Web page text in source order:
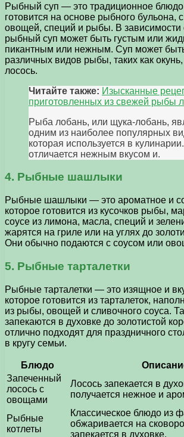
Рыбный суп — это традиционное
готовится на основе рыбного бульона,
овощей, специй и рыбы. В зависимости
рыбный суп может быть густым или
пикантным или нежным. Суп может
различных видов рыбы, таких как окунь,
лосось.
Читайте также: Изысканные
приготовленных из свежей рыбы
Рыба лобань, или щука-лобань,
одним из наиболее популярных
которая используется в
отличается нежным вкусом и.
4. Рыбные шашлыки
Рыбные шашлыки — это ароматное и
которое готовится из кусочков рыбы,
соусе из лимона, масла, специй и
жарятся на гриле или на углях до
Они обычно подаются с соусом или
5. Рыбные тарталетки
Рыбные тарталетки — это изящное и
которое готовится из тарталеток,
из рыбы, овощей и сливочного соуса.
запекаются в духовке до золотистой
отлично подходят для праздничного
в кругу семьи.
Блюдо
Запеченный
лосось с
овощами
Лосось запекается в
получается нежное и
Рыбные
котлеты
Классическое блюдо из
обжаривается на
запекается в духовке.